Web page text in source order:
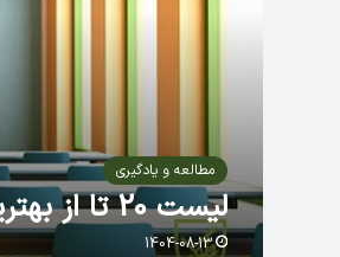
مطالعه و یادگیری
لیست 20 تا از بهترین آموزشگاه‌های زبان انگلیسی در تهران
1404-08-13